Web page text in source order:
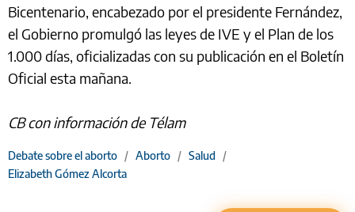
Bicentenario, encabezado por el presidente Fernández,
el Gobierno promulgó las leyes de IVE y el Plan de los
1.000 días, oficializadas con su publicación en el Boletín
Oficial esta mañana.
CB con información de Télam
Debate sobre el aborto / Aborto / Salud /
Elizabeth Gómez Alcorta